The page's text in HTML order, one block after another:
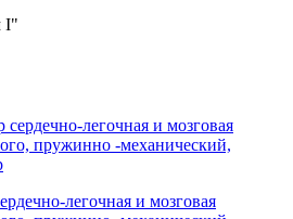
I"
легочная и мозговая